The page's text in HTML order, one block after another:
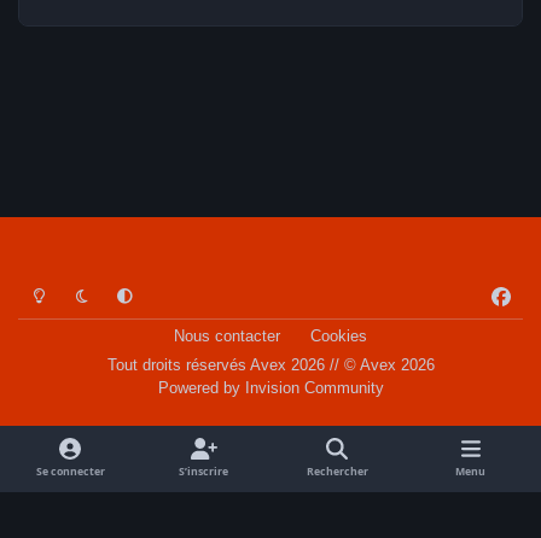
Light ModeDark ModeSystem Preference
a
o
k
Nous contacter
Cookies
Tout droits réservés Avex 2026 // © Avex 2026
Powered by Invision Community
Se connecter S’inscrire Rechercher Menu